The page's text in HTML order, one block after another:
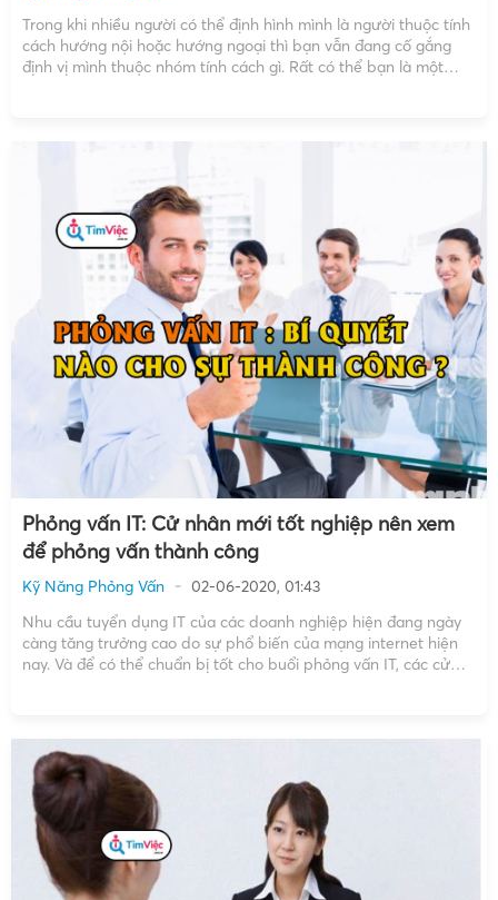
Trong khi nhiều người có thể định hình mình là người thuộc tính
cách hướng nội hoặc hướng ngoại thì bạn vẫn đang cố gắng
định vị mình thuộc nhóm tính cách gì. Rất có thể bạn là một
Phỏng vấn IT: Cử nhân mới tốt nghiệp nên xem
để phỏng vấn thành công
Kỹ Năng Phỏng Vấn
02-06-2020, 01:43
Nhu cầu tuyển dụng IT của các doanh nghiệp hiện đang ngày
càng tăng trưởng cao do sự phổ biến của mạng internet hiện
nay. Và để có thể chuẩn bị tốt cho buổi phỏng vấn IT, các cử